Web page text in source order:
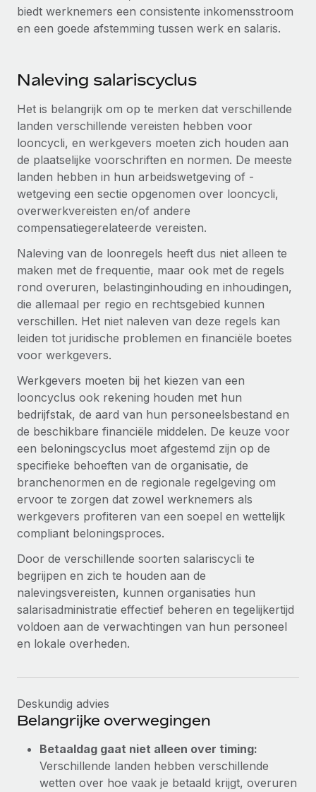
biedt werknemers een consistente inkomensstroom
en een goede afstemming tussen werk en salaris.
Naleving salariscyclus
Het is belangrijk om op te merken dat verschillende
landen verschillende vereisten hebben voor
looncycli, en werkgevers moeten zich houden aan
de plaatselijke voorschriften en normen. De meeste
landen hebben in hun arbeidswetgeving of -
wetgeving een sectie opgenomen over looncycli,
overwerkvereisten en/of andere
compensatiegerelateerde vereisten.
Naleving van de loonregels heeft dus niet alleen te
maken met de frequentie, maar ook met de regels
rond overuren, belastinginhouding en inhoudingen,
die allemaal per regio en rechtsgebied kunnen
verschillen. Het niet naleven van deze regels kan
leiden tot juridische problemen en financiële boetes
voor werkgevers.
Werkgevers moeten bij het kiezen van een
looncyclus ook rekening houden met hun
bedrijfstak, de aard van hun personeelsbestand en
de beschikbare financiële middelen. De keuze voor
een beloningscyclus moet afgestemd zijn op de
specifieke behoeften van de organisatie, de
branchenormen en de regionale regelgeving om
ervoor te zorgen dat zowel werknemers als
werkgevers profiteren van een soepel en wettelijk
compliant beloningsproces.
Door de verschillende soorten salariscycli te
begrijpen en zich te houden aan de
nalevingsvereisten, kunnen organisaties hun
salarisadministratie effectief beheren en tegelijkertijd
voldoen aan de verwachtingen van hun personeel
en lokale overheden.
Deskundig advies
Belangrijke overwegingen
Betaaldag gaat niet alleen over timing:
Verschillende landen hebben verschillende
wetten over hoe vaak je betaald krijgt, overuren